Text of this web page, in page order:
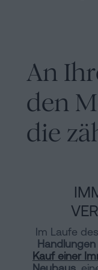
An
den
die
Im Laufe
Handlungen
Kauf einer
Neubaus,